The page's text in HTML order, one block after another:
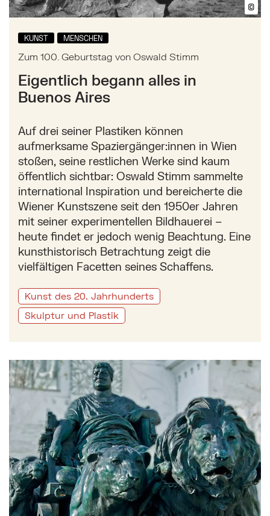
©
KUNST MENSCHEN
Zum 100. Geburtstag von Oswald Stimm
Eigentlich begann alles in
Buenos Aires
Auf drei seiner Plastiken können
aufmerksame Spaziergänger:innen in Wien
stoßen, seine restlichen Werke sind kaum
öffentlich sichtbar: Oswald Stimm sammelte
international Inspiration und bereicherte die
Wiener Kunstszene seit den 1950er Jahren
mit seiner experimentellen Bildhauerei –
heute findet er jedoch wenig Beachtung. Eine
kunsthistorisch Betrachtung zeigt die
vielfältigen Facetten seines Schaffens.
Kunst des 20. Jahrhunderts
Skulptur und Plastik
Mehr zu: Bronzeplastiken in Wien